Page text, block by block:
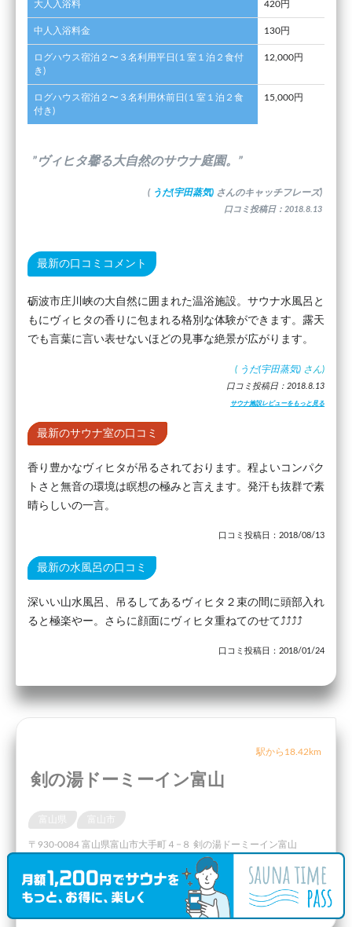
大人入浴料 420円
中人入浴料金 130円
ログハウス宿泊２〜３名利用平日(１室１泊２食付
き)
12,000円
ログハウス宿泊２〜３名利用休前日(１室１泊２食
付き)
15,000円
”ヴィヒタ馨る大自然のサウナ庭園。”
( うだ(宇田蒸気) さんのキャッチフレーズ)
口コミ投稿日：2018.8.13
最新の口コミコメント
砺波市庄川峡の大自然に囲まれた温浴施設。サウナ水風呂と
もにヴィヒタの香りに包まれる格別な体験ができます。露天
でも言葉に言い表せないほどの見事な絶景が広がります。
( うだ(宇田蒸気) さん)
口コミ投稿日：2018.8.13
サウナ施設レビューをもっと見る
最新のサウナ室の口コミ
香り豊かなヴィヒタが吊るされております。程よいコンパク
トさと無音の環境は瞑想の極みと言えます。発汗も抜群で素
晴らしいの一言。
口コミ投稿日：2018/08/13
最新の水風呂の口コミ
深いい山水風呂、吊るしてあるヴィヒタ２束の間に頭部入れ
ると極楽やー。さらに顔面にヴィヒタ重ねてのせて⤴⤴⤴⤴
口コミ投稿日：2018/01/24
駅から18.42km
剣の湯ドーミーイン富山
〒930-0084 富山県富山市大手町４−８ 剣の湯ドーミーイン富山
口コミをご投稿する